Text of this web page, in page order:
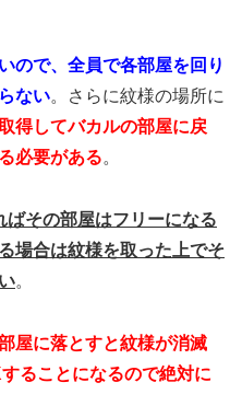
ので、全員で各部屋を回り
ない。さらに紋様の場所に
得してバカルの部屋に戻
必要がある。
その部屋はフリーになる
場合は紋様を取った上でそ
。
屋に落とすと紋様が消滅
ることになるので絶対に